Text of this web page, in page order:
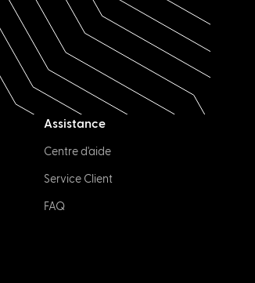
Assistance
Centre d'aide
Service Client
FAQ